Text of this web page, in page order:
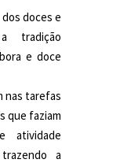
doces e
tradição
e doce
nas tarefas
que faziam
atividade
a